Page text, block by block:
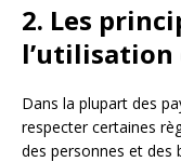
2. Les
l’utilisation
Dans la plupart des
respecter certaines
des personnes et des